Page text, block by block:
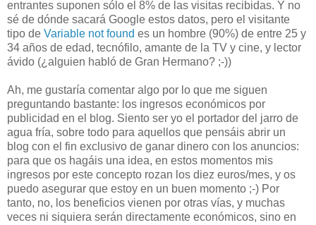
entrantes suponen sólo el 8% de las visitas recibidas. Y no
sé de dónde sacará Google estos datos, pero el visitante
tipo de Variable not found es un hombre (90%) de entre 25 y
34 años de edad, tecnófilo, amante de la TV y cine, y lector
ávido (¿alguien habló de Gran Hermano? ;-))
Ah, me gustaría comentar algo por lo que me siguen
preguntando bastante: los ingresos económicos por
publicidad en el blog. Siento ser yo el portador del jarro de
agua fría, sobre todo para aquellos que pensáis abrir un
blog con el fin exclusivo de ganar dinero con los anuncios:
para que os hagáis una idea, en estos momentos mis
ingresos por este concepto rozan los diez euros/mes, y os
puedo asegurar que estoy en un buen momento ;-) Por
tanto, no, los beneficios vienen por otras vías, y muchas
veces ni siquiera serán directamente económicos, sino en